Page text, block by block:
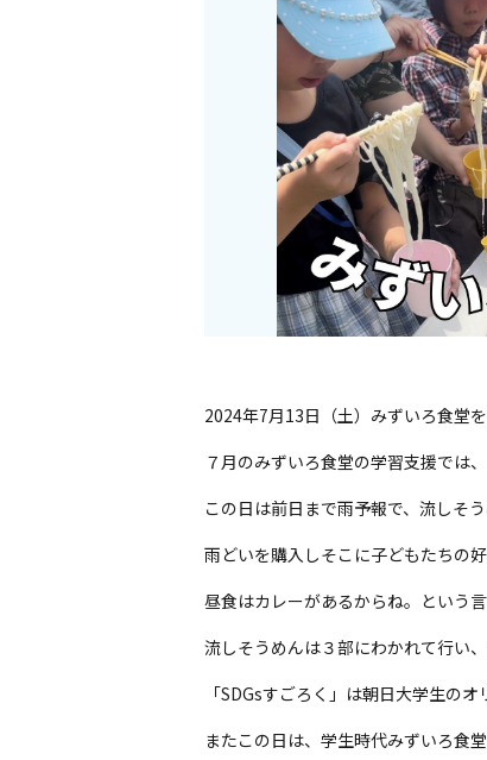
2024年7月13日（土）みずいろ食堂を
７月のみずいろ食堂の学習支援では
この日は前日まで雨予報で、流しそ
雨どいを購入しそこに子どもたちの
昼食はカレーがあるからね。という
流しそうめんは３部にわかれて行い
「SDGsすごろく」は朝日大学生の
またこの日は、学生時代みずいろ食